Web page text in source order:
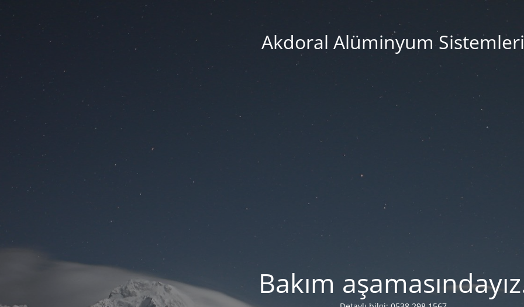
Akdoral Alüminyum Sistemleri
Bakım